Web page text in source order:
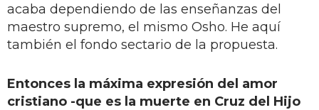
acaba dependiendo de las enseñanzas del
maestro supremo, el mismo Osho. He aquí
también el fondo sectario de la propuesta.
Entonces la máxima expresión del amor
cristiano -que es la muerte en Cruz del Hijo